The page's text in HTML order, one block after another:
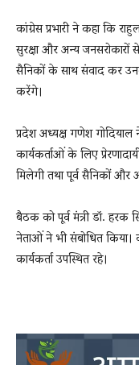
कांग्रेस प्रभारी ने कहा कि
सुरक्षा और अन्य जनसरोकारों
सैनिकों के साथ संवाद कर
करेंगे।
प्रदेश अध्यक्ष गणेश गोदियाल
कार्यकर्ताओं के लिए
मिलेगी तथा पूर्व सैनिकों
बैठक को पूर्व मंत्री डॉ. हरक
नेताओं ने भी संबोधित किया।
कार्यकर्ता उपस्थित रहे।